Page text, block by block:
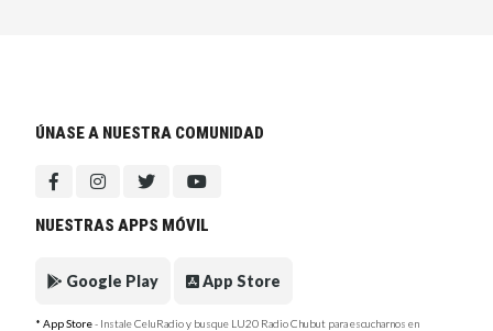
ÚNASE A NUESTRA COMUNIDAD
NUESTRAS APPS MÓVIL
Google Play App Store
* App Store- Instale CeluRadio y busque LU20 Radio Chubut para escucharnos en